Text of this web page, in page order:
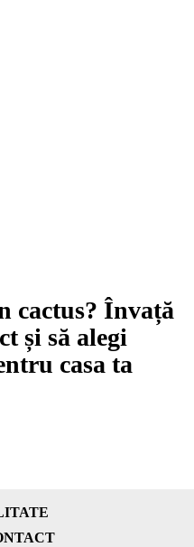
cactus? Învață
și să alegi
casa ta